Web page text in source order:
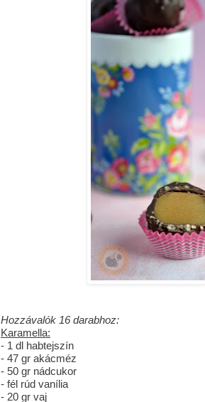
Hozzávalók 16 darabhoz:
Karamella:
- 1 dl habtejszín
- 47 gr akácméz
- 50 gr nádcukor
- fél rúd vanília
- 20 gr vaj